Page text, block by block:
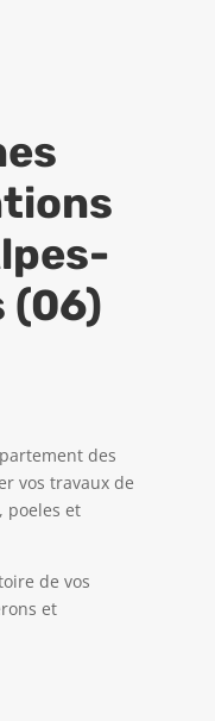
(06)
des
vos travaux de
poeles et
de vos
et